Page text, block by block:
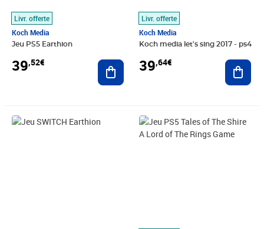
Livr. offerte
Koch Media
Jeu PS5 Earthion
39,52€ Ajouter au panier
Livr. offerte
Koch Media
Koch media let's sing 2017 - ps4
39,64€
Prix 39,69€ Prix 39,70€